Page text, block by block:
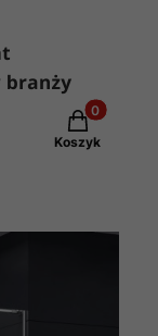
Produkty
Koszyk